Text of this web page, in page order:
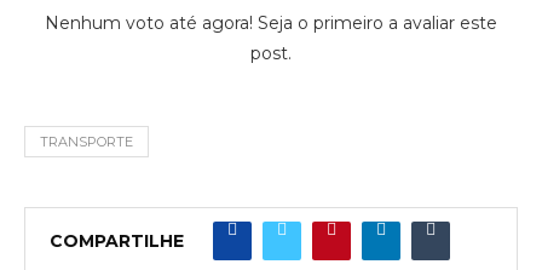
Nenhum voto até agora! Seja o primeiro a avaliar este
post.
TRANSPORTE
COMPARTILHE